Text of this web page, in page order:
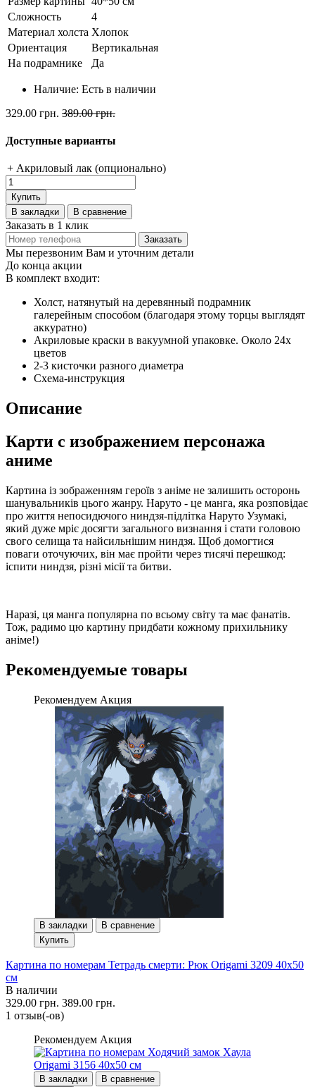
Сложность
4
Материал холста Хлопок
Ориентация
Вертикальная
На подрамнике
Да
Наличие: Есть в наличии
329.00 грн. 389.00 грн.
Доступные варианты
+ Акриловый лак (опционально)
Купить
В закладки
В сравнение
Заказать в 1 клик
Заказать
Мы перезвоним Вам и уточним детали
До конца акции
В комплект входит:
Холст, натянутый на деревянный подрамник
галерейным способом (благодаря этому торцы выглядят
аккуратно)
Акриловые краски в вакуумной упаковке. Около 24х
цветов
2-3 кисточки разного диаметра
Схема-инструкция
Описание
Карти с изображением персонажа
аниме
Картина із зображенням героїв з аніме не залишить осторонь
шанувальників цього жанру. Наруто - це манга, яка розповідає
про життя непосидючого ниндзя-підлітка Наруто Узумакі,
який дуже мріє досягти загального визнання і стати головою
свого селища та найсильнішим ниндзя. Щоб домогтися
поваги оточуючих, він має пройти через тисячі перешкод:
іспити ниндзя, різні місії та битви.
Наразі, ця манга популярна по всьому світу та має фанатів.
Тож, радимо цю картину придбати кожному прихильнику
аніме!)
Рекомендуемые товары
Рекомендуем Акция
В закладки
В сравнение
Купить
Картина по номерам Тетрадь смерти: Рюк Origami 3209 40x50
см
В наличии
329.00 грн. 389.00 грн.
1 отзыв(-ов)
Рекомендуем Акция
В закладки
В сравнение